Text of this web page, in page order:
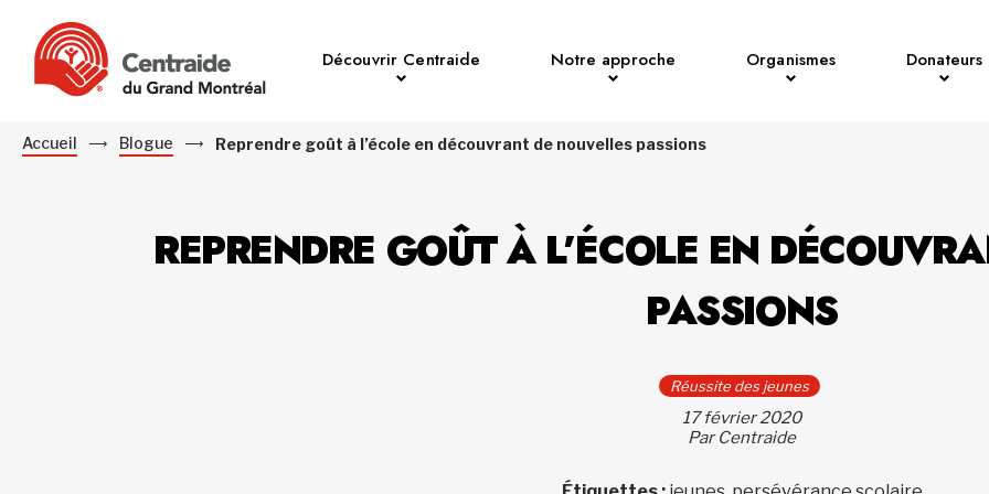
Découvrir Centraide Notre approche Organismes Donateurs
Accueil Blogue Reprendre goût à l’école en découvrant de nouvelles passions
REPRENDRE GOÛT À L’ÉCOLE EN
PASSIONS
Réussite des jeunes
17 février 2020
Par Centraide